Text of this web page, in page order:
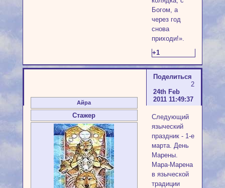
Богом, а
через год
снова
приходи!».
+1
Поделиться
2
24th Feb
2011 11:49:37
Айра
Стажер
Следующий
языческий
праздник - 1-е
марта. День
Марены.
Мара-Марена
в языческой
традиции